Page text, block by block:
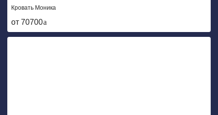
Кровать Моника
от 70700